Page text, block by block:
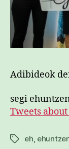
Adibideok
segi
Tweets
Etiketak
eh